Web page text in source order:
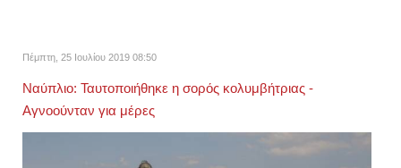
Πέμπτη, 25 Ιουλίου 2019 08:50
Ναύπλιο: Ταυτοποιήθηκε η σορός κολυμβήτριας -
Αγνοούνταν για μέρες